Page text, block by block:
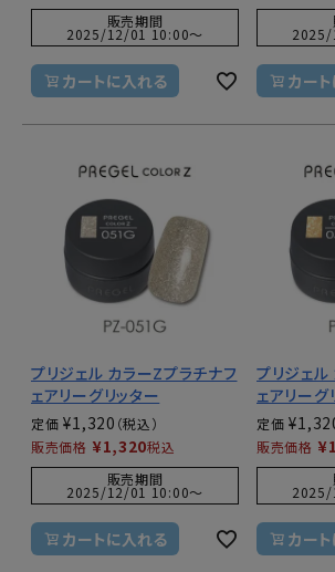
販売期間
2025/12/01 10:00〜
カートに入れる カー
プリジェル カラーZプラチナフ
ェアリーグリッター
定価 ¥1,320
販売価格 ¥1,320税込
販売期間
2025/12/01 10:00〜
カートに入れる
プリジェ
ェアリーグ
定価 ¥
販売価格 ¥
カー